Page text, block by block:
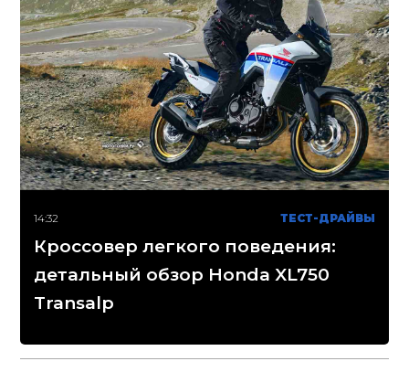
14:32 ТЕСТ-ДРАЙВЫ
Кроссовер легкого поведения:
детальный обзор Honda XL750
Transalp